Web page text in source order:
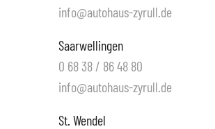
info@autohaus-zyrull.de
Saarwellingen
0 68 38 / 86 48 80
info@autohaus-zyrull.de
St. Wendel